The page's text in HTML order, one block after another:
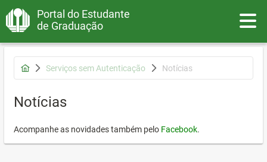
Portal do Estudante
de Graduação
Serviços sem Autenticação Notícias
Notícias
Acompanhe as novidades também pelo Facebook.